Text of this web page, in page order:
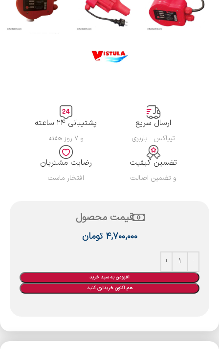
ارسال سریع
تیپاکس - باربری
پشتیبانی ۲۴ ساعته
و ۷ روز هفته
تضمین کیفیت
و تضمین اصالت
رضایت مشتریان
افتخار ماست
قیمت محصول
۴,۷۰۰,۰۰۰ تومان
افزودن به سبد خرید
هم اکنون خریداری کنید